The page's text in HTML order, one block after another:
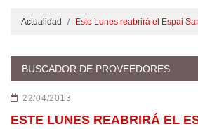
Actualidad Este Lunes reabrirá el Espai
BUSCADOR DE PROVEEDORES
22/04/2013
ESTE LUNES REABRIRÁ EL